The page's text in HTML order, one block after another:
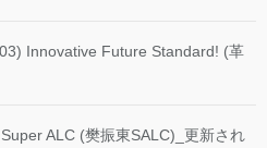
Innovative Future Standard! (革
ALC (樊振東SALC)_更新され